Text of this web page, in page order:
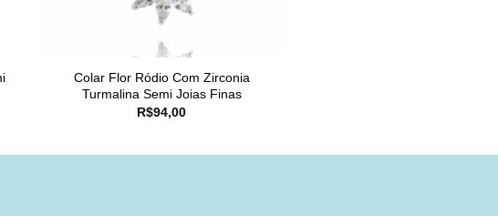
Colar Flor Ródio Com Zirconia
Turmalina Semi Joias Finas
R$94,00